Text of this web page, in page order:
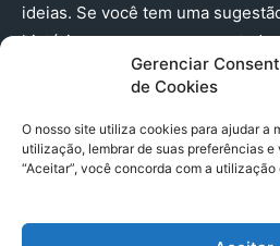
Gerenciar
de Cookies
O nosso site utiliza cookies para ajudar a
utilização, lembrar de suas preferências
“Aceitar”, você concorda com a
ideias. Se você tem uma
história que merece ser
(91) 98224 - 3111